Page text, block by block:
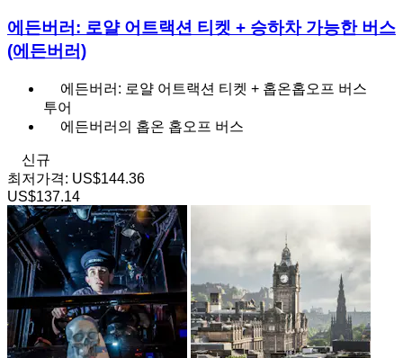
에든버러: 로얄 어트랙션 티켓 + 승하차 가능한 버스
(에든버러)
에든버러: 로얄 어트랙션 티켓 + 홉온홉오프 버스
투어
에든버러의 홉온 홉오프 버스
신규
최저가격: US$144.36
US$137.14